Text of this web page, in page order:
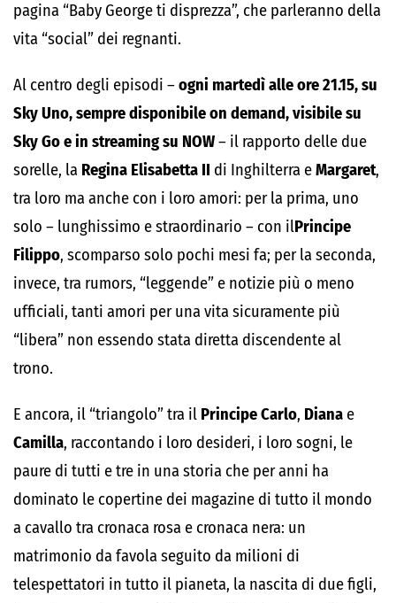
pagina “Baby George ti disprezza”, che parleranno della
vita “social” dei regnanti.
Al centro degli episodi –ogni martedìalle ore 21.15, su
Sky Uno, sempre disponibile on demand, visibile su
Sky Go e in streaming su NOW– il rapporto delle due
sorelle, la Regina Elisabetta II di Inghilterra eMargaret,
tra loro ma anche con i loro amori: per la prima, uno
solo – lunghissimo e straordinario – con ilPrincipe
Filippo, scomparso solo pochi mesi fa; per la seconda,
invece, tra rumors, “leggende” e notizie più o meno
ufficiali, tanti amori per una vita sicuramente più
“libera” non essendo stata diretta discendente al
trono.
E ancora, il “triangolo” tra il Principe Carlo, Diana e
Camilla, raccontando i loro desideri, i loro sogni, le
paure di tutti e tre in una storia che per anni ha
dominato le copertine dei magazine di tutto il mondo
a cavallo tra cronaca rosa e cronaca nera: un
matrimonio da favola seguito da milioni di
telespettatori in tutto il pianeta, la nascita di due figli,